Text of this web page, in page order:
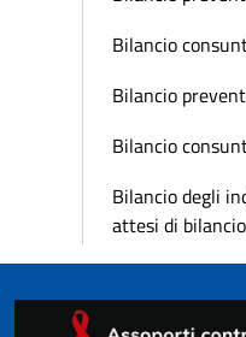
Bilancio
Bilancio
Bilancio
Bilancio degli
attesi di bilancio